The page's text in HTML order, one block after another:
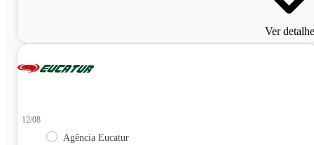
Ver
12/08
Agência Eucatur